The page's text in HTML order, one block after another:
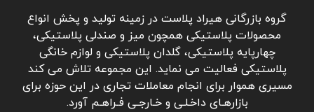
گروه بازرگانی هیراد پلاست در زمینه تولید و پخش انواع
محصولات پلاستیکی همچون میز و صندلی پلاستیکی،
چهارپایه پلاستیکی، گلدان پلاستیکی و لوازم خانگی
پلاستیکی فعالیت می نماید. این مجموعه تلاش می کند
مسیری هموار برای انجام معاملات تجاری در این حوزه برای
بازارهـای داخـلـی و خـارجـی فـراهـم آورد.